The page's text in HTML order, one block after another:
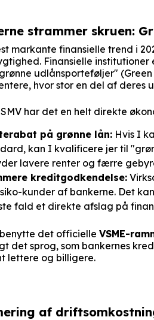
strammer skruen:
markante finansielle trend i
Finansielle
udlånsporteføljer"
hvor stor en del af
har det en helt direkte
på grønne lån: Hvis I
kan I kvalificere jer til
lavere renter og færre
kreditgodkendelse:
kunder af bankerne. Det
fald et direkte afslag på
det officielle VSME-
det sprog, som bankernes
lettere og billigere.
af